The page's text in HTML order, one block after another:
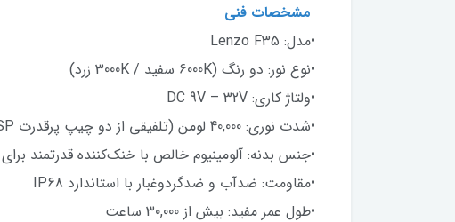
مشخصات فنی
•مدل: Lenzo F35
•نوع نور: دو رنگ (6000K سفید / 3000K زرد)
•ولتاژ کاری: DC 9V – 32V
•شدت نوری: 40,000 لومن (تلفیقی از دو چیپ پرقدرت CSP)
•جنس بدنه: آلومینیوم خالص با خنک‌کننده قدرتمند
•مقاومت: ضدآب و ضدگرد‌وغبار با استاندارد IP68
•طول عمر مفید: بیش از 30,000 ساعت